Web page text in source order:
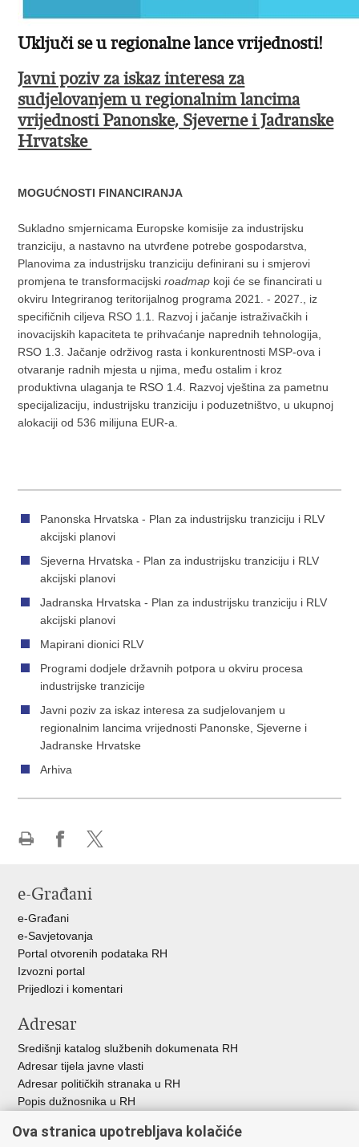
Uključi se u regionalne lance vrijednosti!
Javni poziv za iskaz interesa za
sudjelovanjem u regionalnim lancima
vrijednosti Panonske, Sjeverne i Jadranske
Hrvatske
MOGUĆNOSTI FINANCIRANJA
Sukladno smjernicama Europske komisije za industrijsku
tranziciju, a nastavno na utvrđene potrebe gospodarstva,
Planovima za industrijsku tranziciju definirani su i smjerovi
promjena te transformacijskiroadmap koji će se financirati u
okviru Integriranog teritorijalnog programa 2021. - 2027., iz
specifičnih ciljeva RSO 1.1. Razvoj i jačanje istraživačkih i
inovacijskih kapaciteta te prihvaćanje naprednih tehnologija,
RSO 1.3. Jačanje održivog rasta i konkurentnosti MSP-ova i
otvaranje radnih mjesta u njima, među ostalim i kroz
produktivna ulaganja te RSO 1.4. Razvoj vještina za pametnu
specijalizaciju, industrijsku tranziciju i poduzetništvo, u ukupnoj
alokaciji od 536 milijuna EUR-a.
Panonska Hrvatska - Plan za industrijsku tranziciju i RLV
akcijski planovi
Sjeverna Hrvatska - Plan za industrijsku tranziciju i RLV
akcijski planovi
Jadranska Hrvatska - Plan za industrijsku tranziciju i RLV
akcijski planovi
Mapirani dionici RLV
Programi dodjele državnih potpora u okviru procesa
industrijske tranzicije
Javni poziv za iskaz interesa za sudjelovanjem u
regionalnim lancima vrijednosti Panonske, Sjeverne i
Jadranske Hrvatske
Arhiva
Facebooku
X-
e-Građani
e-Građani
e-Savjetovanja
Portal otvorenih podataka RH
Izvozni portal
Prijedlozi i komentari
Adresar
Središnji katalog službenih dokumenata RH
Adresar tijela javne vlasti
Adresar političkih stranaka u RH
Popis dužnosnika u RH
Pozivi za žurnu pomoć
Ova stranica upotrebljava kolačiće